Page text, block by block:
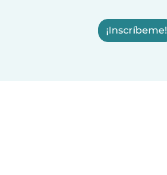
¡Inscríbeme!